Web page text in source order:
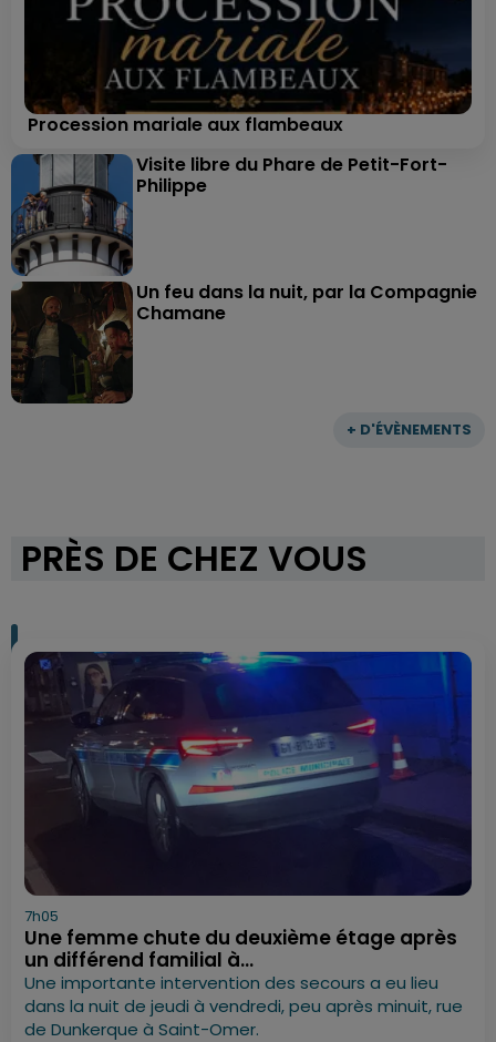
+ D'ÉVÈNEMENTS
Procession mariale aux flambeaux
Visite libre du Phare de Petit-Fort-
Philippe
Un feu dans la nuit, par la Compagnie
Chamane
PRÈS DE CHEZ VOUS
7h05
Une femme chute du deuxième étage après
un différend familial à...
Une importante intervention des secours a eu lieu
dans la nuit de jeudi à vendredi, peu après minuit, rue
de Dunkerque à Saint-Omer.